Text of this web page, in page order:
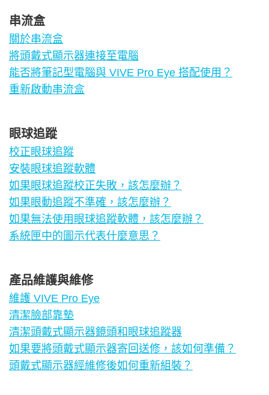
串流盒
關於串流盒
將頭戴式顯示器連接至電腦
能否將筆記型電腦與 VIVE Pro Eye 搭配使用？
重新啟動串流盒
眼球追蹤
校正眼球追蹤
安裝眼球追蹤軟體
如果眼球追蹤校正失敗，該怎麼辦？
如果眼動追蹤不準確，該怎麼辦？
如果無法使用眼球追蹤軟體，該怎麼辦？
系統匣中的圖示代表什麼意思？
產品維護與維修
維護 VIVE Pro Eye
清潔臉部靠墊
清潔頭戴式顯示器鏡頭和眼球追蹤器
如果要將頭戴式顯示器寄回送修，該如何準備？
頭戴式顯示器經維修後如何重新組裝？